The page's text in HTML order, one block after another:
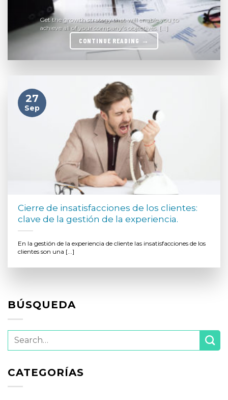
Get the growth strategy that will enable you to
achieve all of your company’s objectives. [...]
CONTINUE READING →
Cierre de insatisfacciones de los clientes:
clave de la gestión de la experiencia.
En la gestión de la experiencia de cliente las insatisfacciones de los
clientes son una [...]
27
Sep
BÚSQUEDA
CATEGORÍAS